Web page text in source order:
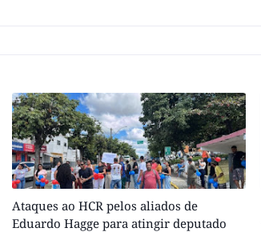
Ataques ao HCR pelos aliados de
Eduardo Hagge para atingir deputado